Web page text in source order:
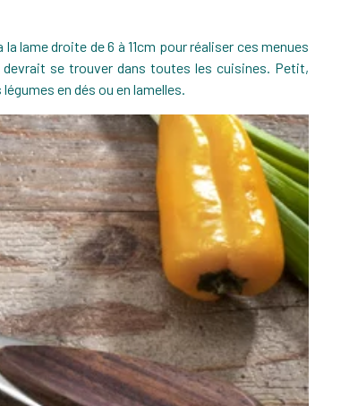
vues
la lame droite de 6 à 11cm pour réaliser ces menues
se trouver dans toutes les cuisines. Petit,
en dés ou en lamelles.